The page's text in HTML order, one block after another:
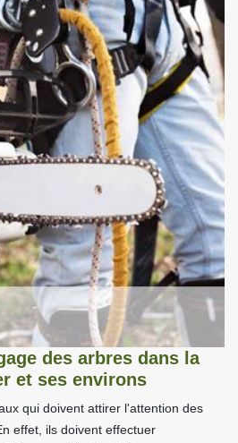
des arbres dans la
et ses environs
qui doivent attirer l'attention des
effet, ils doivent effectuer